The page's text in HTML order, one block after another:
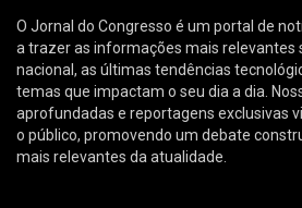
O Jornal do Congresso é um portal de
a trazer as informações mais relevantes
nacional, as últimas tendências
temas que impactam o seu dia a dia.
aprofundadas e reportagens exclusivas
o público, promovendo um debate
mais relevantes da atualidade.